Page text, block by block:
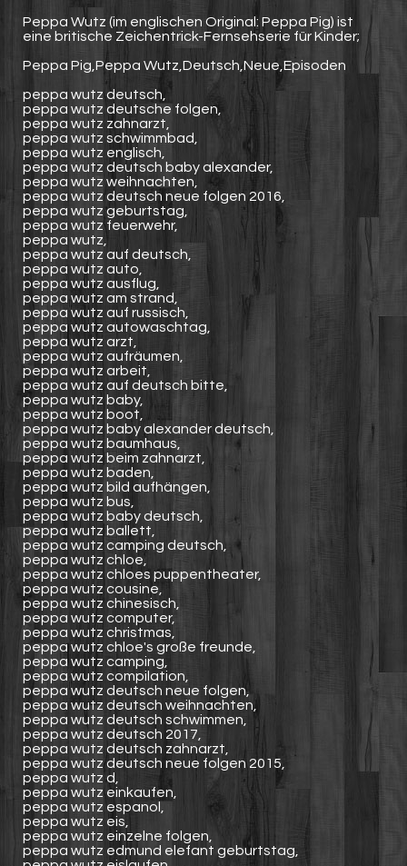
Peppa Wutz (im englischen Original: Peppa Pig) ist
eine britische Zeichentrick-Fernsehserie für Kinder;
Peppa Pig,Peppa Wutz,Deutsch,Neue,Episoden
peppa wutz deutsch,
peppa wutz deutsche folgen,
peppa wutz zahnarzt,
peppa wutz schwimmbad,
peppa wutz englisch,
peppa wutz deutsch baby alexander,
peppa wutz weihnachten,
peppa wutz deutsch neue folgen 2016,
peppa wutz geburtstag,
peppa wutz feuerwehr,
peppa wutz,
peppa wutz auf deutsch,
peppa wutz auto,
peppa wutz ausflug,
peppa wutz am strand,
peppa wutz auf russisch,
peppa wutz autowaschtag,
peppa wutz arzt,
peppa wutz aufräumen,
peppa wutz arbeit,
peppa wutz auf deutsch bitte,
peppa wutz baby,
peppa wutz boot,
peppa wutz baby alexander deutsch,
peppa wutz baumhaus,
peppa wutz beim zahnarzt,
peppa wutz baden,
peppa wutz bild aufhängen,
peppa wutz bus,
peppa wutz baby deutsch,
peppa wutz ballett,
peppa wutz camping deutsch,
peppa wutz chloe,
peppa wutz chloes puppentheater,
peppa wutz cousine,
peppa wutz chinesisch,
peppa wutz computer,
peppa wutz christmas,
peppa wutz chloe's große freunde,
peppa wutz camping,
peppa wutz compilation,
peppa wutz deutsch neue folgen,
peppa wutz deutsch weihnachten,
peppa wutz deutsch schwimmen,
peppa wutz deutsch 2017,
peppa wutz deutsch zahnarzt,
peppa wutz deutsch neue folgen 2015,
peppa wutz d,
peppa wutz einkaufen,
peppa wutz espanol,
peppa wutz eis,
peppa wutz einzelne folgen,
peppa wutz edmund elefant geburtstag,